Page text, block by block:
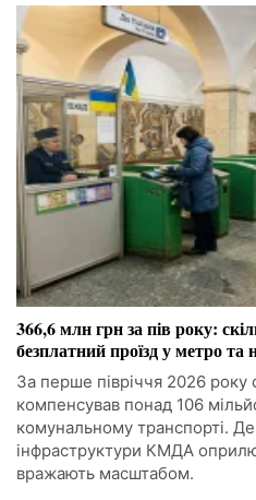
366,6 млн грн за пів року:
безплатний проїзд у метро та
За перше півріччя 2026
компенсував понад 106
комунальному транспорті.
інфраструктури КМДА
вражають масштабом.